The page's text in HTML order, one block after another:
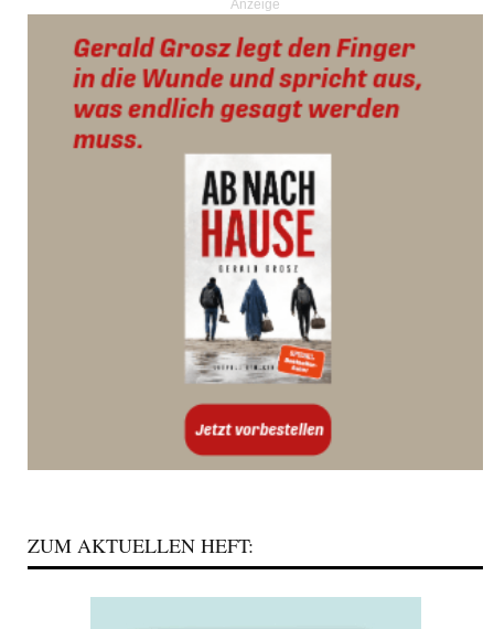
Anzeige
ZUM AKTUELLEN HEFT: